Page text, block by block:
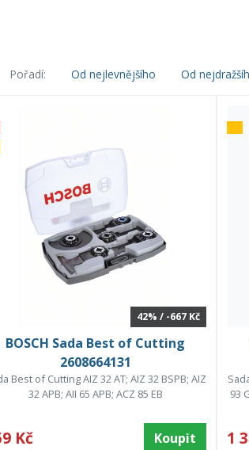
Pořadí: Od nejlevnějšího Od
42% / -667 Kč
BOSCH Sada Best of Cutting
2608664131
Best of Cutting AIZ 32 AT; AIZ 32 BSPB; AIZ
32 APB; AII 65 APB; ACZ 85 EB
Kč Koupit
93
1